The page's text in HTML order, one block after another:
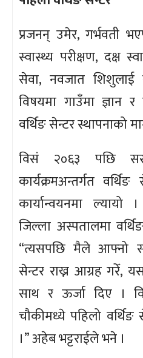
प्रजनन् उमेर, गर्भवती
स्वास्थ्य परीक्षण, दक्ष
सेवा, नवजात शिशुलाई
विषयमा गाउँमा ज्ञान
वर्थिङ सेन्टर स्थापनाको
विसं २०६३ पछि
कार्यक्रमअन्तर्गत
कार्यान्वयनमा ल्यायो
जिल्ला अस्पतालमा
“त्यसपछि मैले आफ्नो
सेन्टर राख्न आग्रह गरेँ,
साथ र ऊर्जा दिए ।
चौकीमध्ये पहिलो वर्थिङ
।” अहेब भट्टराईले भने ।